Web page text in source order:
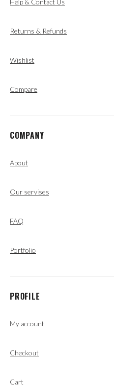
Help & Contact Us
Returns & Refunds
Wishlist
Compare
COMPANY
About
Our servises
FAQ
Portfolio
PROFILE
My account
Checkout
Cart